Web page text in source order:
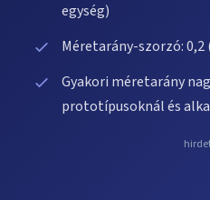
egység)
Méretarány-szorzó:
Gyakori méretarány
prototípusoknál és